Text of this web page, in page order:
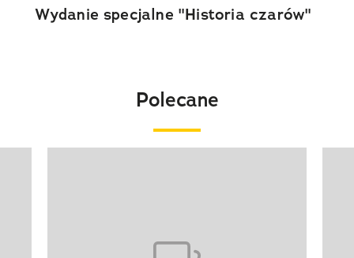
Wydanie specjalne "Historia czarów"
Polecane